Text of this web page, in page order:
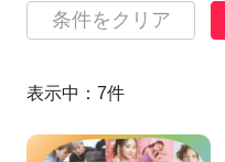
条件をクリア
表示中： 7件